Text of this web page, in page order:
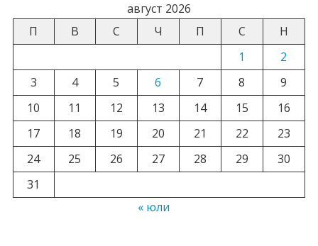
август 2026
П
В С Ч П С
Н
1
2
3
4 5 6 7 8
9
10
11 12 13 14 15
16
17
18 19 20 21 22
23
24
25 26 27 28 29
30
31
« юли